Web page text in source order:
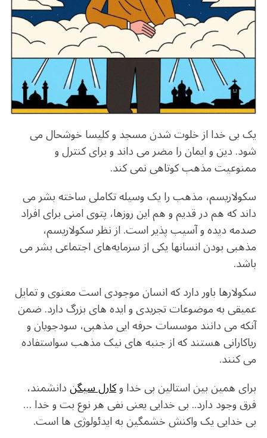
o
k p
یک بی خدا از خلوت شدن مسجد و کلیسا خوشحال می
شود. دین و ایمان را مضر می داند و برای کنترل و
ممنوعیت مذهب کوتاهی نمی کند.
سکولاریسم، مذهب را یک وسیله تکاملی ساخته بشر می
داند که هم در قدیم و هم این روزها، پتوی امنی برای افراد
صدمه دیده و آسیب پذیر است. از نظر سکولاریسم،
مذهبی بودن انسانها یکی از سرمایه‌های اجتماعی بشر می
باشد.
سکولارها باور دارد که انسان موجودی است معنوی و تمایل
عمیقی به موضوعات تجریدی و ایده های بزرگ دارد. ضمن
آنکه می دانند موسسات حرفه ایی مذهبی، سودجویان و
ریاکارانی هستند که از جنبه های نیک مذهب سواستفاده
می کنند.
برای همین بین استالین بی خدا وکارل سیگندانشمند،
فرق وجود دارد.. بی خدایی یعنی نفی هر نوع بت و خدا …
بی خدایی یک واکنش خشمگین به ایدئولوژی ها است.